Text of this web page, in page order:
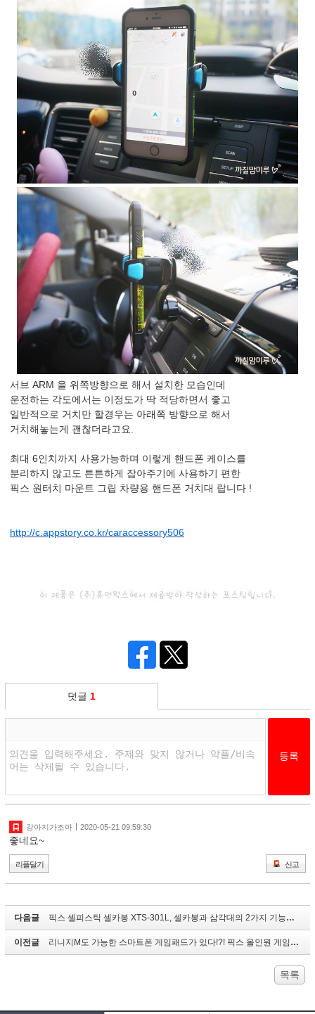
서브 ARM 을 위쪽방향으로 해서 설치한 모습인데
운전하는 각도에서는 이정도가 딱 적당하면서 좋고
일반적으로 거치만 할경우는 아래쪽 방향으로 해서
거치해놓는게 괜찮더라고요.
최대 6인치까지 사용가능하며 이렇게 핸드폰 케이스를
분리하지 않고도 튼튼하게 잡아주기에 사용하기 편한
픽스 원터치 마운트 그립 차량용 핸드폰 거치대 랍니다 !
http://c.appstory.co.kr/caraccessory506
덧글 1
강아지가조아 2020-05-21 09:59:30
좋네요~
리플달기 신고
다음글 픽스 셀피스틱 셀카봉 XTS-301L, 셀카봉과 삼각대의 2가지 기능을 하나로~
이전글 리니지M도 가능한 스마트폰 게임패드가 있다!?! 픽스 올인원 게임패드
목록